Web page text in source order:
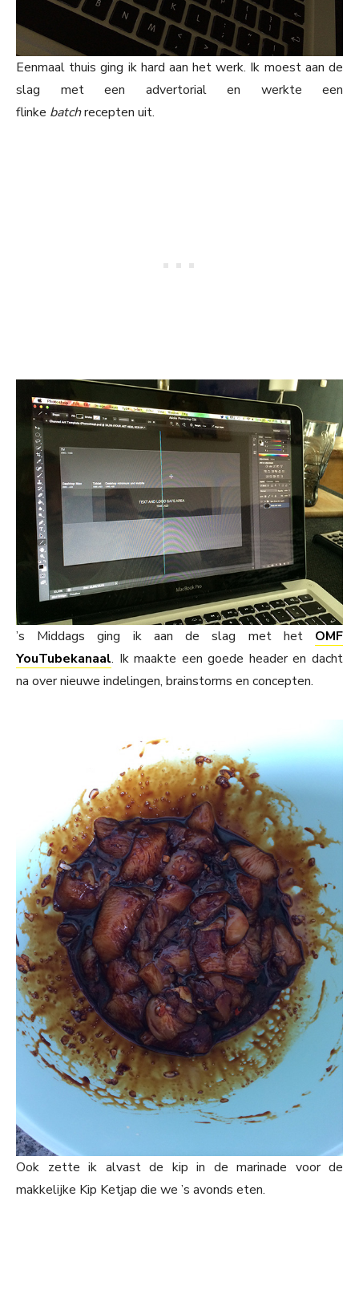
Eenmaal thuis ging ik hard aan het werk. Ik moest aan de
slag met een advertorial en werkte een
flinke batchrecepten uit.
’s Middags ging ik aan de slag met het OMF
YouTubekanaal. Ik maakte een goede header en dacht
na over nieuwe indelingen, brainstorms en concepten.
Ook zette ik alvast de kip in de marinade voor de
makkelijke Kip Ketjap die we ’s avonds eten.